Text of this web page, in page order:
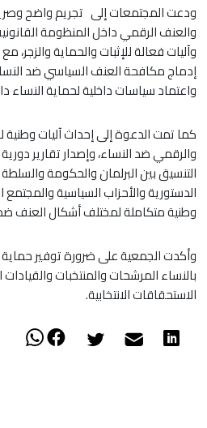
ودعت المجتمعات إلى تجريم واضح
والعنف الرقمي داخل المنظومة
وآليات فعالة للإثبات والحماية والزجر،
إدماج مكافحة العنف السياسي ضد
واعتماد سياسات داخلية لحماية النساء
كما تمت الدعوة إلى إحداث آليات
والرقمي ضد النساء، وإصدار تقارير
التنسيق بين البرلمان والحكومة
الدستورية والأحزاب السياسية
وطنية متكاملة لمختلف أشكال العنف
وأكدت الجمعية على ضرورة توفير
بالنساء المرشحات والمنتخبات
الاستحقاقات الانتخابية.